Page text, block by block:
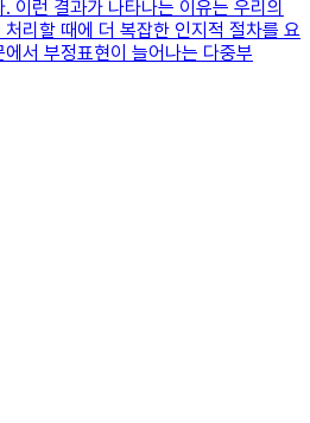
이런 결과가 나타나는 이유는 우리의
리할 때에 더 복잡한 인지적 절차를 요
서 부정표현이 늘어나는 다중부